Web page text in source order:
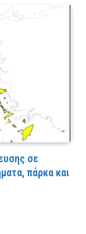
σε
πάρκα και